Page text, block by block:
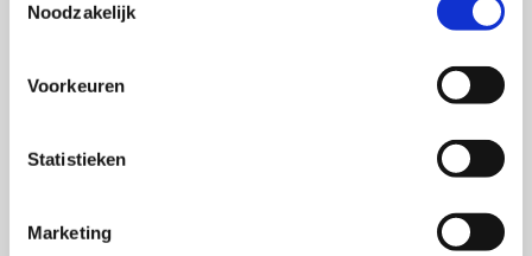
Noodzakelijk
Voorkeuren
Statistieken
Marketing
merkpositionering en merkportfoliobeleid en het
voorzitter van de stuurgroep Effie Awards en lid van de
regelmatig over merkontwikkeling en accountability op